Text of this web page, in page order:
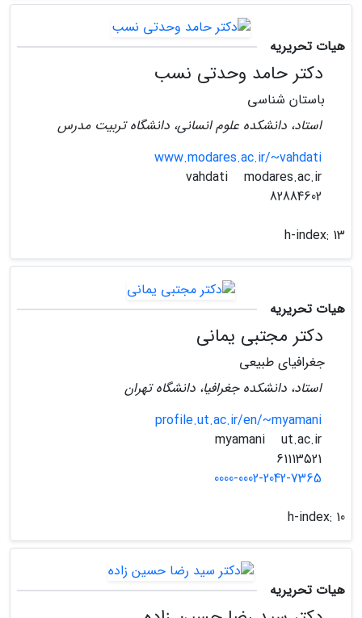
هیات تحریریه
دکتر حامد وحدتی نسب
باستان شناسی
استاد، دانشکده علوم انسانی، دانشگاه تربیت مدرس
www.modares.ac.ir/~vahdati
modares.ac.ir
h-index: 13
هیات تحریریه
دکتر مجتبی یمانی
جغرافیای طبیعی
استاد، دانشکده جغرافیا، دانشگاه تهران
profile.ut.ac.ir/en/~myamani
ut.ac.ir
0000-0002-2042-7365
h-index: 10
هیات تحریریه